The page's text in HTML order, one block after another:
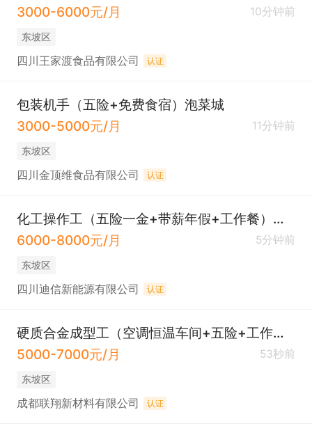
3000-6000元/月
10分钟前
东坡区
四川王家渡食品有限公司 认证
包装机手（五险+免费食宿）泡菜城
3000-5000元/月
11分钟前
东坡区
四川金顶维食品有限公司 认证
化工操作工（五险一金+带薪年假+工作餐）甘眉
6000-8000元/月
5分钟前
东坡区
四川迪信新能源有限公司 认证
硬质合金成型工（空调恒温车间+五险+工作餐）
5000-7000元/月
53秒前
东坡区
成都联翔新材料有限公司 认证